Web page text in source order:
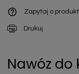
help_outline Zapytaj o produkt
Drukuj
Nawóz